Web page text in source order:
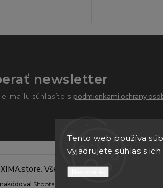
Tento web používa
vyjadrujete súhlas s
newsletter
mailu súhlasíte s podmienkami ochrany
. Všetky práva vyhradené.
Shoptak.cz